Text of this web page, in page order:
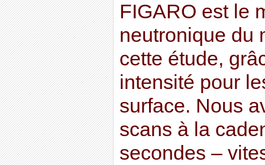
FIGARO est le
neutronique du
cette étude,
intensité pour
surface. Nous
scans à la
secondes –